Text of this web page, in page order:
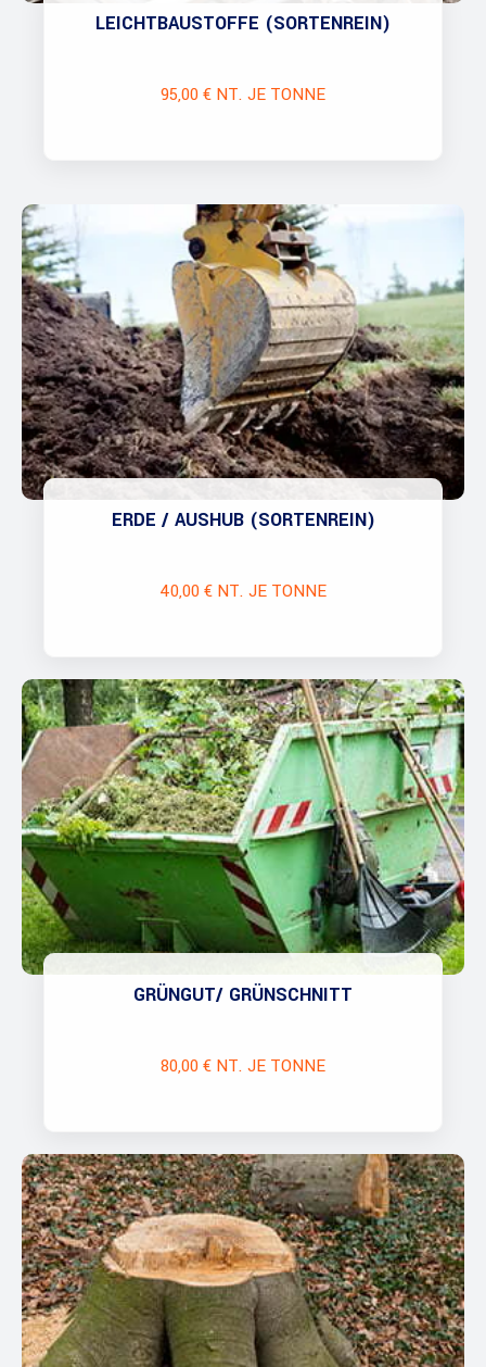
LEICHTBAUSTOFFE (SORTENREIN)
95,00 € NT. JE TONNE
ERDE / AUSHUB (SORTENREIN)
40,00 € NT. JE TONNE
GRÜNGUT/ GRÜNSCHNITT
80,00 € NT. JE TONNE